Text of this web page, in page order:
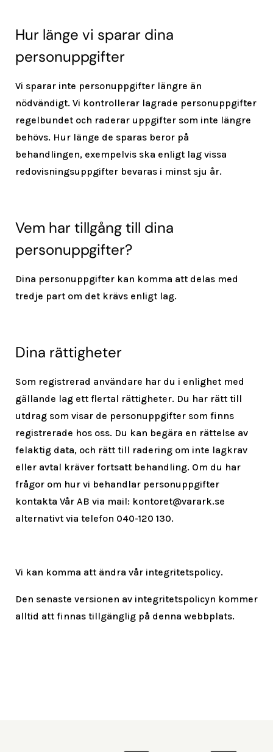
Hur länge vi sparar dina
personuppgifter
Vi sparar inte personuppgifter längre än
nödvändigt. Vi kontrollerar lagrade personuppgifter
regelbundet och raderar uppgifter som inte längre
behövs. Hur länge de sparas beror på
behandlingen, exempelvis ska enligt lag vissa
redovisningsuppgifter bevaras i minst sju år.
Vem har tillgång till dina
personuppgifter?
Dina personuppgifter kan komma att delas med
tredje part om det krävs enligt lag.
Dina rättigheter
Som registrerad användare har du i enlighet med
gällande lag ett flertal rättigheter. Du har rätt till
utdrag som visar de personuppgifter som finns
registrerade hos oss. Du kan begära en rättelse av
felaktig data, och rätt till radering om inte lagkrav
eller avtal kräver fortsatt behandling. Om du har
frågor om hur vi behandlar personuppgifter
kontakta Vår AB via mail: kontoret@varark.se
alternativt via telefon 040-120 130.
Vi kan komma att ändra vår integritetspolicy.
Den senaste versionen av integritetspolicyn kommer
alltid att finnas tillgänglig på denna webbplats.